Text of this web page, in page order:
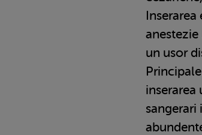
Inserarea
anestezie
un usor
inserarea
sangerari